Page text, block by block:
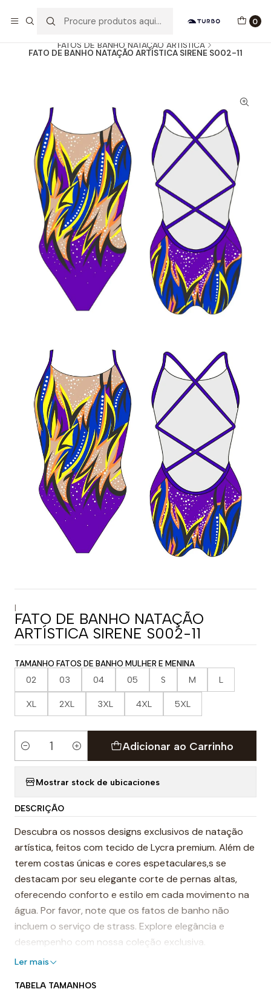
0
FATOS DE BANHO NATAÇÃO ARTÍSTICA
FATO DE BANHO NATAÇÃO ARTÍSTICA SIRENE S002-11
|
FATO DE BANHO NATAÇÃO
ARTÍSTICA SIRENE S002-11
TAMANHO FATOS DE BANHO MULHER E MENINA
02 03 04 05 S M L
XL 2XL 3XL 4XL 5XL
Quantidade
Adicionar ao Carrinho
Mostrar stock de ubicaciones
DESCRIÇÃO
Descubra os nossos designs exclusivos de natação
artística, feitos com tecido de Lycra premium. Além de
terem costas únicas e cores espetaculares,s se
destacam por seu elegante corte de pernas altas,
oferecendo conforto e estilo em cada movimento na
água. Por favor, note que os fatos de banho não
incluem o serviço de strass. Explore elegância e
desempenho com nossa coleção exclusiva.
Ler mais
TABELA TAMANHOS